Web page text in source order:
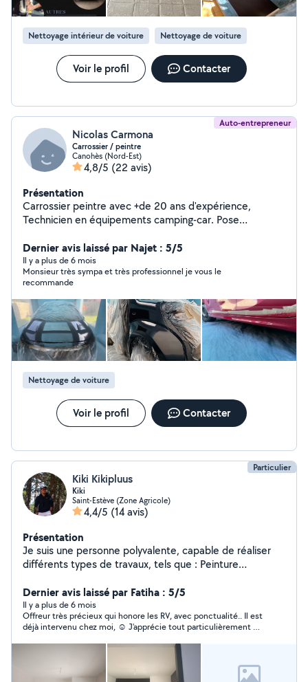
Nettoyage intérieur de voiture Nettoyage de voiture
Voir le profil Contacter
Auto-entrepreneur
Nicolas Carmona
Carrossier / peintre
Canohès (Nord-Est)
4,8/5 (22 avis)
Présentation
Carrossier peintre avec +de 20 ans d'expérience,
Technicien en équipements camping-car. Pose
soigné
Dernier avis laissé par Najet : 5/5
Il y a plus de 6 mois
Monsieur très sympa et très professionnel je vous le
recommande
Nettoyage de voiture
Voir le profil Contacter
Particulier
Kiki Kikipluus
Kiki
Saint-Estève (Zone Agricole)
4,4/5 (14 avis)
Présentation
Je suis une personne polyvalente, capable de réaliser
différents types de travaux, tels que : Peinture
tapisserie Aide et soutien à la conduite Travaux
d'entretien des espaces verts Changement de filtres
voiture Montage et installation d'étagères J'oublie
d'autres interventions que je suis capable de réaliser
N'hésitez pas à me contacter pour plus de
renseignements. Je suis quelqu'un de gentil, sérieux et
ponctuel, toujours prêt à rendre service avec le sourire.
Dernier avis laissé par Fatiha : 5/5
Il y a plus de 6 mois
Offreur très précieux qui honore les RV, avec ponctualité.. Il est
déjà intervenu chez moi, ☺️ J'apprécie tout particulièrement sa
beaucoup de patience et de recherche, de sa prestation. Je le